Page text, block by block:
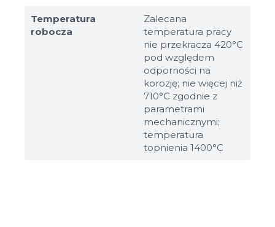
Temperatura
robocza
Zalecana
temperatura pracy
nie przekracza 420°C
pod względem
odporności na
korozję; nie więcej niż
710°C zgodnie z
parametrami
mechanicznymi;
temperatura
topnienia 1400°C